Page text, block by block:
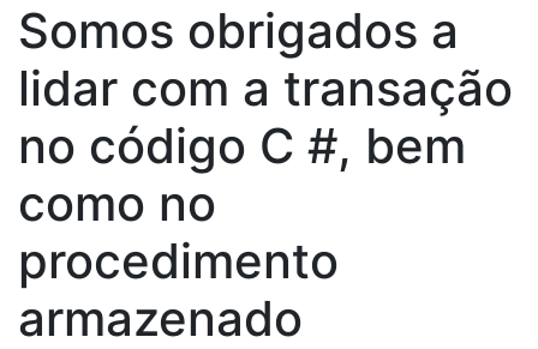
Somos obrigados a
lidar com a transação
no código C #, bem
como no
procedimento
armazenado